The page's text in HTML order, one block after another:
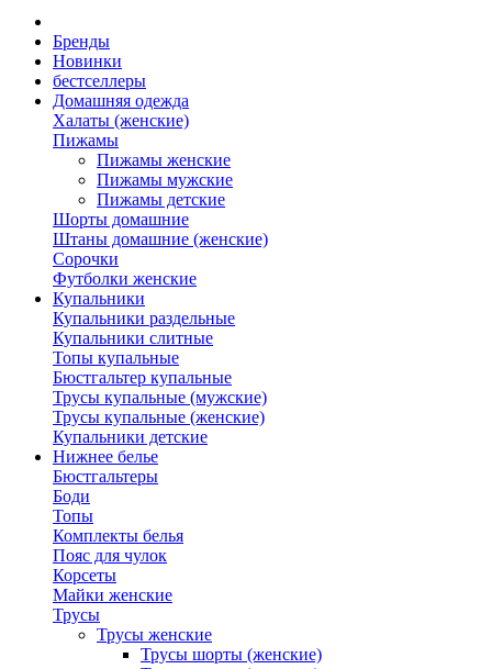
Бренды
Новинки
бестселлеры
Домашняя одежда
Халаты (женские)
Пижамы
Пижамы женские
Пижамы мужские
Пижамы детские
Шорты домашние
Штаны домашние (женские)
Сорочки
Футболки женские
Купальники
Купальники раздельные
Купальники слитные
Топы купальные
Бюстгальтер купальные
Трусы купальные (мужские)
Трусы купальные (женские)
Купальники детские
Нижнее белье
Бюстгальтеры
Боди
Топы
Комплекты белья
Пояс для чулок
Корсеты
Майки женские
Трусы
Трусы женские
Трусы шорты (женские)